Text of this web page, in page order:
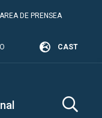
AREA DE PRENSEA
CAST